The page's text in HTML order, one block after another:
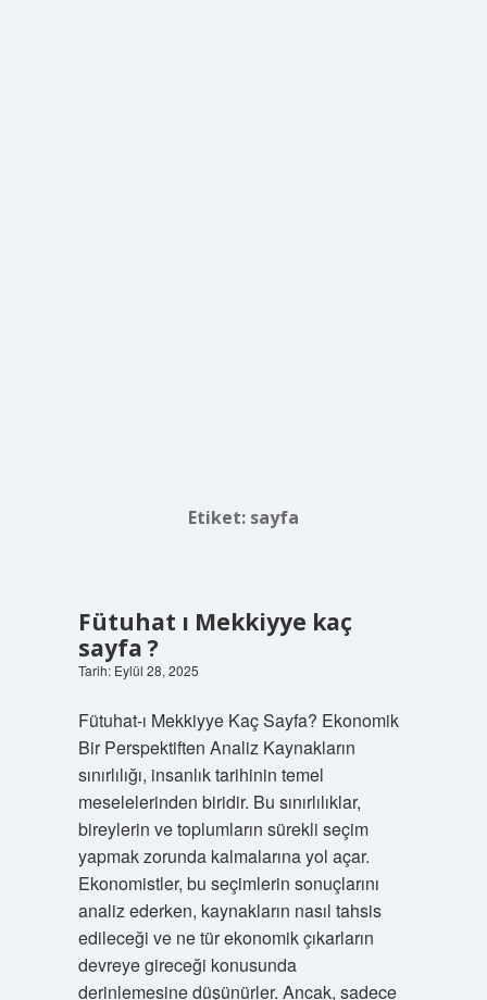
Etiket: sayfa
Fütuhat ı Mekkiyye kaç
sayfa ?
Tarih: Eylül 28, 2025
Fütuhat-ı Mekkiyye Kaç Sayfa? Ekonomik
Bir Perspektiften Analiz Kaynakların
sınırlılığı, insanlık tarihinin temel
meselelerinden biridir. Bu sınırlılıklar,
bireylerin ve toplumların sürekli seçim
yapmak zorunda kalmalarına yol açar.
Ekonomistler, bu seçimlerin sonuçlarını
analiz ederken, kaynakların nasıl tahsis
edileceği ve ne tür ekonomik çıkarların
devreye gireceği konusunda
derinlemesine düşünürler. Ancak, sadece